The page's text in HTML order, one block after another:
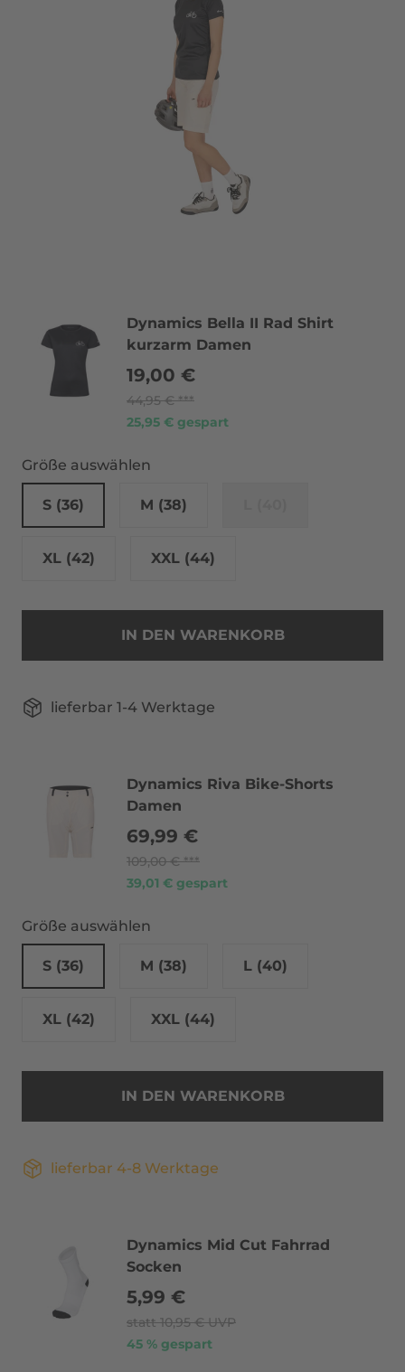
Dynamics Bella II Rad Shirt
kurzarm Damen
19,00 €
44,95 €
25,95 € gespart
Größe auswählen
S (36) M (38)
XL (42) XXL (44)
IN DEN WARENKORB
lieferbar 1-4 Werktage
Dynamics Riva Bike-Shorts
Damen
69,99 €
109,00 €
39,01 € gespart
Größe auswählen
S (36) M (38) L (40)
XL (42) XXL (44)
IN DEN WARENKORB
lieferbar 4-8 Werktage
Dynamics Mid Cut Fahrrad
Socken
5,99 €
statt 10,95 € UVP
45 % gespart